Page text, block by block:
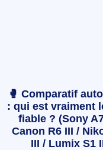
🥊 Comparatif
: qui est vraiment
fiable ? (Sony
Canon R6 III /
III / Lumix S1